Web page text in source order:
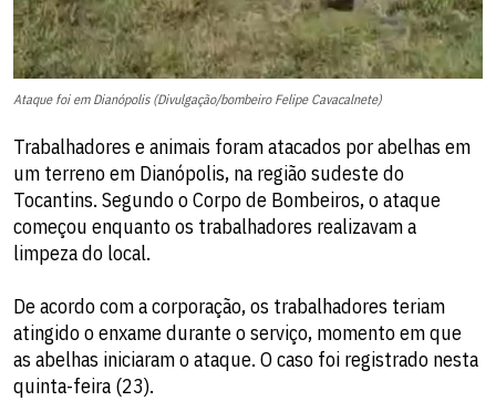
Ataque foi em Dianópolis (Divulgação/bombeiro Felipe Cavacalnete)
Trabalhadores e animais foram atacados por abelhas em
um terreno em Dianópolis, na região sudeste do
Tocantins. Segundo o Corpo de Bombeiros, o ataque
começou enquanto os trabalhadores realizavam a
limpeza do local.
De acordo com a corporação, os trabalhadores teriam
atingido o enxame durante o serviço, momento em que
as abelhas iniciaram o ataque. O caso foi registrado nesta
quinta-feira (23).